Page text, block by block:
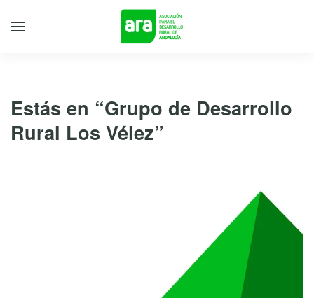
Estás en “Grupo de Desarrollo
Rural Los Vélez”